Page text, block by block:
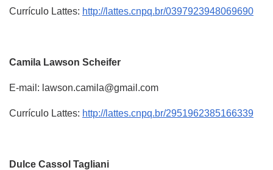
Currículo Lattes: http://lattes.cnpq.br/0397923948069690
Camila Lawson Scheifer
E-mail: lawson.camila@gmail.com
Currículo Lattes: http://lattes.cnpq.br/2951962385166339
Dulce Cassol Tagliani